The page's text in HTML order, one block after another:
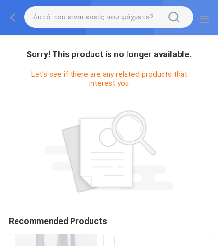
Sorry! This product is no longer available.
Let's see if there are any related products that
interest you
Recommended Products